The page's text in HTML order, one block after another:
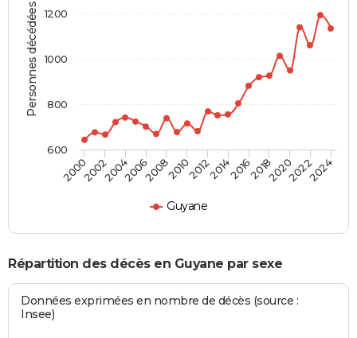
Personnes décédées
Guyane
2000200220042006200820102012201420162018202020222024
600
800
1000
1200
Répartition des décès en Guyane par sexe
Données exprimées en nombre de décès (source :
Insee)